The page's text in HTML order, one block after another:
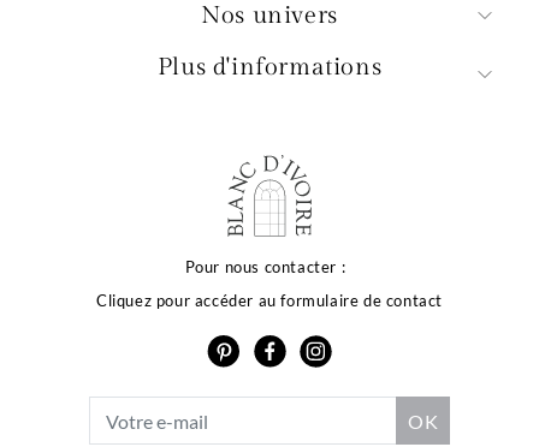
Nos univers
Pour nous contacter :
Cliquez pour accéder au formulaire de contact
Plus d'informations